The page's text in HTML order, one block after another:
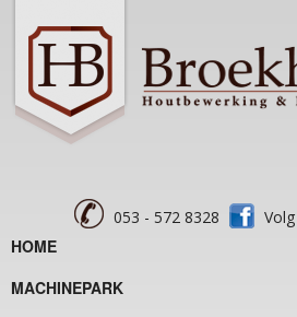
053 - 572 8328
HOME
MACHINEPARK